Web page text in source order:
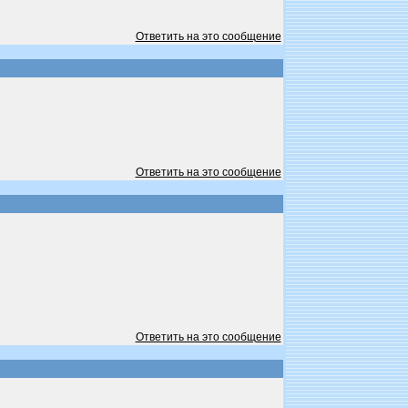
Ответить на это сообщение
Ответить на это сообщение
Ответить на это сообщение